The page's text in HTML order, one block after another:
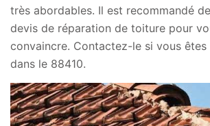
très abordables. Il est recommandé
devis de réparation de toiture pour
convaincre. Contactez-le si vous êtes
dans le 88410.